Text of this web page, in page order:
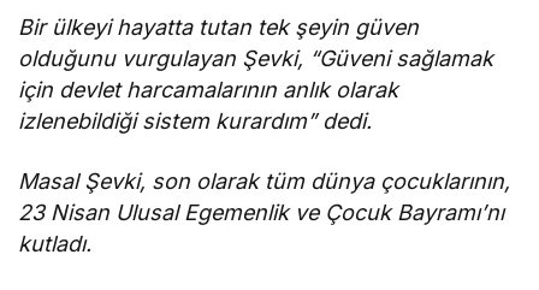
Bir ülkeyi hayatta tutan tek şeyin güven
olduğunu vurgulayan Şevki, “Güveni sağlamak
için devlet harcamalarının anlık olarak
izlenebildiği sistem kurardım” dedi.
Masal Şevki, son olarak tüm dünya çocuklarının,
23 Nisan Ulusal Egemenlik ve Çocuk Bayramı’nı
kutladı.